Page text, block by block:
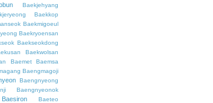
Baekjehyang
Baekkop
Baekmigoeul
Baekryoensan
Baekseokdong
Baekwolsan
Baemet Baemsa
Baengmagoji
Baengnyeong
Baengnyeonok
Baesiron
Baeteo